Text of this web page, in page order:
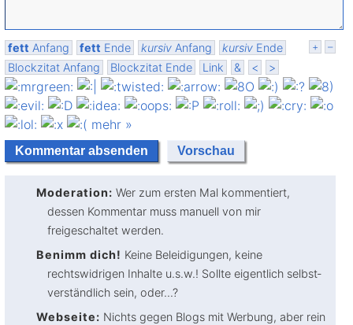
+ –
fett Anfang fett Ende kursiv Anfang kursiv Ende
Blockzitat Anfang
Blockzitat Ende Link & < >
mehr »
Moderation: Wer zum ersten Mal kommentiert,
dessen Kommentar muss manuell von mir
freigeschaltet werden.
Benimm dich! Keine Beleidigungen, keine
rechtswidrigen Inhalte u.s.w.! Sollte eigentlich selbst­
verständlich sein, oder...?
Webseite: Nichts gegen Blogs mit Werbung, aber rein